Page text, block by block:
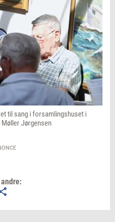
til sang i forsamlingshuset i
Jørgensen